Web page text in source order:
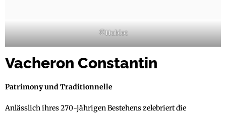
©Hublot
Vacheron Constantin
Patrimony und Traditionnelle
Anlässlich ihres 270-jährigen Bestehens zelebriert die